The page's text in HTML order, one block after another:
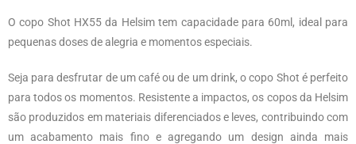
O copo Shot HX55 da Helsim tem capacidade para 60ml, ideal para
pequenas doses de alegria e momentos especiais.
Seja para desfrutar de um café ou de um drink, o copo Shot é perfeito
para todos os momentos. Resistente a impactos, os copos da Helsim
são produzidos em materiais diferenciados e leves, contribuindo com
um acabamento mais fino e agregando um design ainda mais